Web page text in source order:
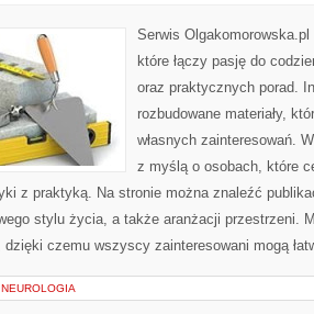
Serwis
które łączy pasję do
oraz praktycznych porad.
rozbudowane materiały,
własnych zainteresowań.
z myślą o osobach, które
z praktyką. Na stronie można znaleźć
stylu życia, a także aranżacji przestrzeni.
dzięki czemu wszyscy zainteresowani mogą
NEUROLOGIA